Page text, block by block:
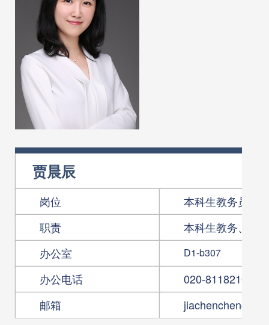
贾晨辰
岗位
本科生教务员
职责
本科生教务、本
办公室
D1-b307
办公电话
020-81182104
邮箱